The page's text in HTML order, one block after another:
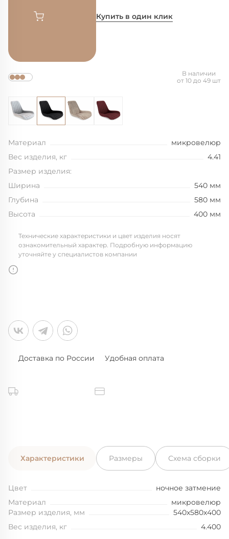
Купить в один клик
В наличии
от 10 до 49 шт
Материал
микровелюр
Вес изделия, кг
4.41
Размер изделия:
Ширина
540 мм
Глубина
580 мм
Высота
400 мм
Технические характеристики и цвет изделия носят
ознакомительный характер. Подробную информацию
уточняйте у специалистов компании
Доставка по России Удобная оплата
Характеристики Размеры Схема сборки
Цвет
ночное затмение
Материал
микровелюр
Размер изделия, мм
540x580x400
Вес изделия, кг
4.400